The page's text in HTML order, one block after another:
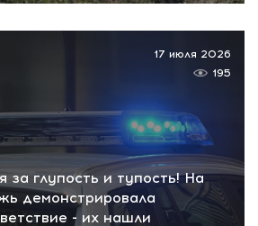
за глупость и тупость! На
демонстрировала
- их нашли
17 июля 2026
195